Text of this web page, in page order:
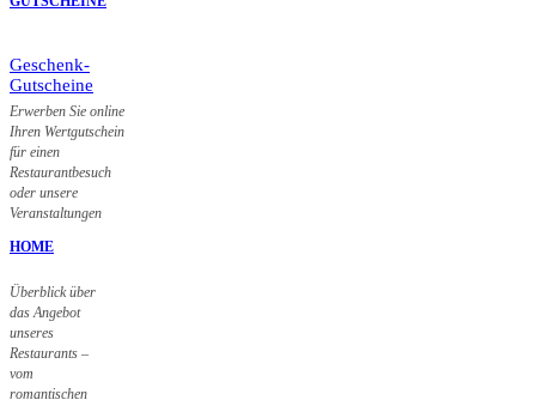
Geschenk-
Gutscheine
Erwerben Sie online
Ihren Wertgutschein
für einen
Restaurantbesuch
oder unsere
Veranstaltungen
HOME
Überblick über
das Angebot
unseres
Restaurants –
vom
romantischen